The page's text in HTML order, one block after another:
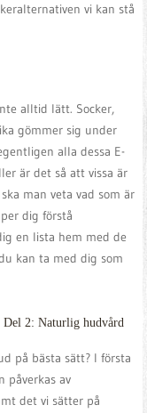
vi kan stå
alltid lätt. Socker,
gömmer sig under
alla dessa E-
är det så att vissa är
man veta vad som är
dig förstå
en lista hem med de
kan ta med dig som
2: Naturlig hudvård
på bästa sätt? I första
påverkas av
det vi sätter på